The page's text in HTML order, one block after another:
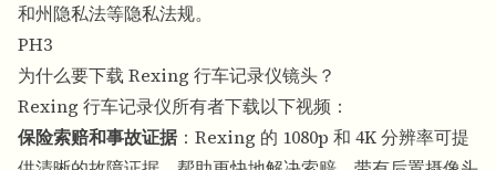
和州隐私法等隐私法规。
PH3
为什么要下载 Rexing 行车记录仪镜头？
Rexing 行车记录仪所有者下载以下视频：
保险索赔和事故证据：Rexing 的 1080p 和 4K 分辨率可提